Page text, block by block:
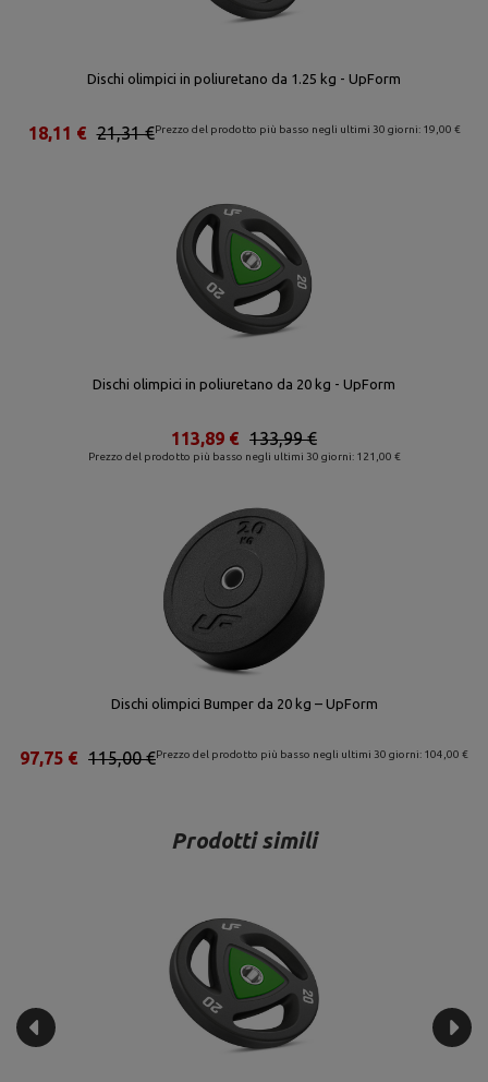
Dischi olimpici in poliuretano da 1.25 kg - UpForm
Prezzo del prodotto più basso negli ultimi 30 giorni: 19,00 €
21,31 €
18,11 €
Dischi olimpici in poliuretano da 20 kg - UpForm
Prezzo del prodotto più basso negli ultimi 30 giorni: 121,00 €
133,99 €
113,89 €
Dischi olimpici Bumper da 20 kg – UpForm
Prezzo del prodotto più basso negli ultimi 30 giorni: 104,00 €
115,00 €
97,75 €
Prodotti simili